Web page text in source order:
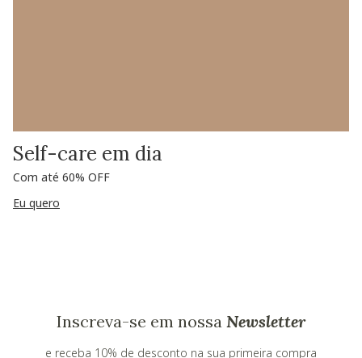
Self-care em dia
Com até 60% OFF
Eu quero
Inscreva-se em nossa Newsletter
e receba 10% de desconto na sua primeira compra